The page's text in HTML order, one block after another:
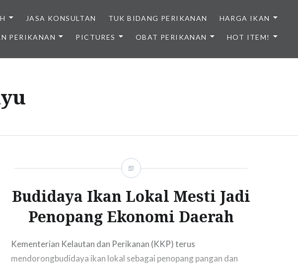
INDONESIA
JASA KONSULTAN TUK BIDANG PERIKANAN HARGA IKAN
PERIKANAN PICTURES OBAT PERIKANAN HOT ITEM!
Budidaya Ikan Lokal Mesti Jadi
Penopang Ekonomi Daerah
Kementerian Kelautan dan Perikanan (KKP) terus
mendorongbudidaya ikan lokal sebagai penopang pangan dan